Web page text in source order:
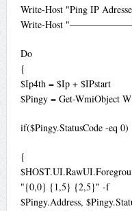
Write-Host "Ping IP
Write-Host
Do
{
$Ip4th = $Ip + $IPstart
$Pingy = Get-WmiObject
if($Pingy.StatusCode -eq 0)
{
"{0,0} {1,5} {2,5}" -f
$Pingy.Address,